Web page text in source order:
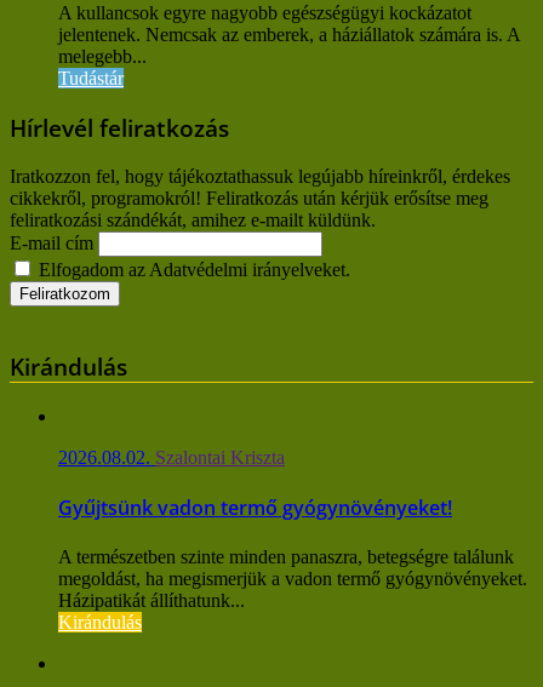
A kullancsok egyre nagyobb egészségügyi kockázatot
jelentenek. Nemcsak az emberek, a háziállatok számára is. A
melegebb...
Tudástár
Hírlevél feliratkozás
Iratkozzon fel, hogy tájékoztathassuk legújabb híreinkről, érdekes
cikkekről, programokról! Feliratkozás után kérjük erősítse meg
feliratkozási szándékát, amihez e-mailt küldünk.
E-mail cím
Elfogadom az Adatvédelmi irányelveket.
Kirándulás
2026.08.02. Szalontai Kriszta
Gyűjtsünk vadon termő gyógynövényeket!
A természetben szinte minden panaszra, betegségre találunk
megoldást, ha megismerjük a vadon termő gyógynövényeket.
Házipatikát állíthatunk...
Kirándulás